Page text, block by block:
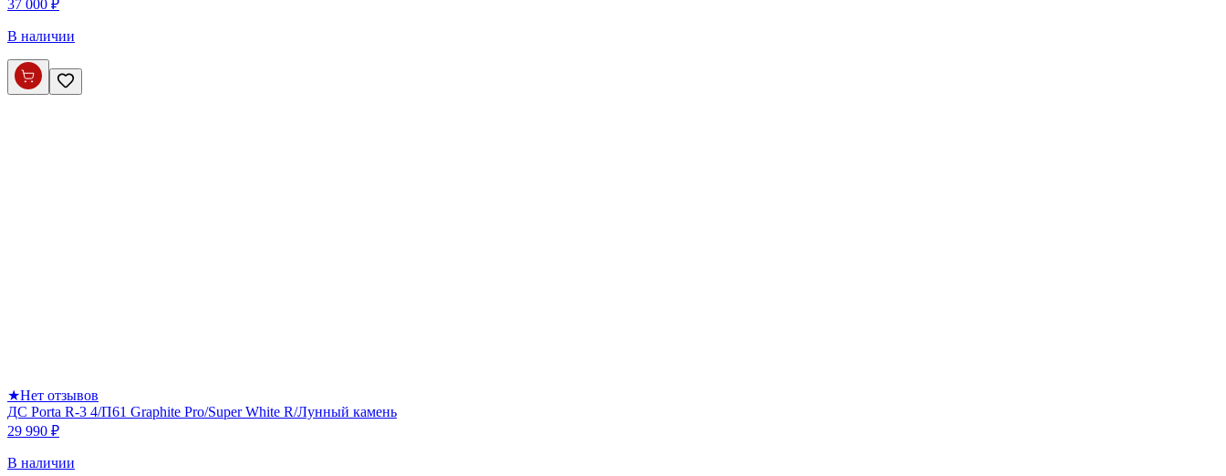
37 000 ₽
В наличии
★Нет отзывов
ДС Porta R-3 4/П61 Graphite Pro/Super White R/Лунный камень
29 990 ₽
В наличии